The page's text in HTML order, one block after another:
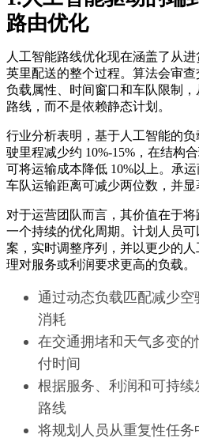
路由优化
人工智能路线优化现在涵盖了从
英里配送的整个过程。算法会审查
负载属性、时间窗口和车队限制
路线，而不是依赖静态计划。
行业分析表明，基于人工智能的
驶里程减少约 10%-15%，在结构
可将运输成本降低 10%以上。承运
车队运输距离可减少两位数，并显
对于运营团队而言，其价值在于
一个持续的优化周期。计划人员
案，实时调整序列，并以更少的
理对服务或利润要求更高的负载。
通过动态负载匹配减少空
消耗
在交通拥堵和天气多变的
付时间
根据服务、利润和可持续
路线
将规划人员从重复性任务